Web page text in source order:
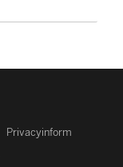
Privacyinform